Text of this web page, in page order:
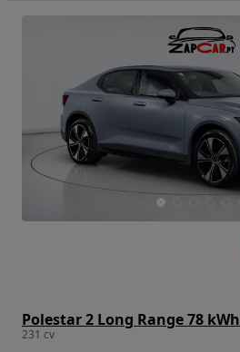
Polestar 2 Long Range 78 kWh
231 cv